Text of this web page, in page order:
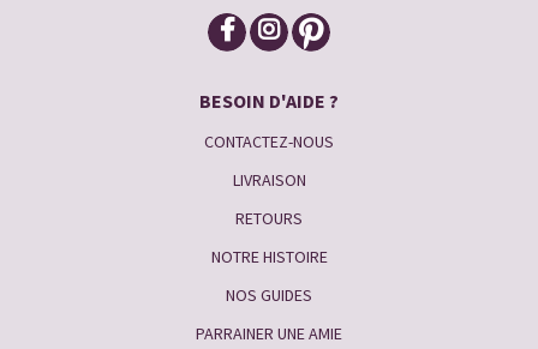
BESOIN D'AIDE ?
CONTACTEZ-NOUS
LIVRAISON
RETOURS
NOTRE HISTOIRE
NOS GUIDES
PARRAINER UNE AMIE